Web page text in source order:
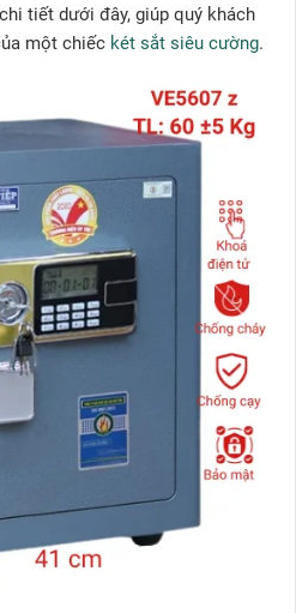
tiết dưới đây, giúp quý khách
một chiếc két sắt siêu cường.